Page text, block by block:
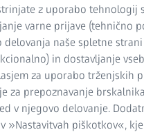
Optične meritve
Večja zanesljivost
z uporabo tehnologij
varne prijave (tehnično
naše spletne strani
in dostavljanje
za uporabo trženjskih
za prepoznavanje
v njegovo delovanje.
»Nastavitvah piškotkov«,